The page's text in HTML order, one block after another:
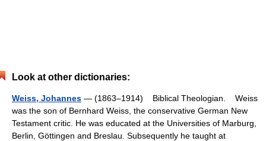
Look at other dictionaries:
Weiss, Johannes — (1863–1914) Biblical Theologian. Weiss
was the son of Bernhard Weiss, the conservative German New
Testament critic. He was educated at the Universities of Marburg,
Berlin, Göttingen and Breslau. Subsequently he taught at